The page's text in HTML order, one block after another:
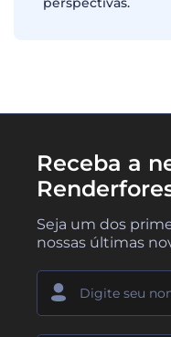
Receba a
Seja um dos
nossas últimas